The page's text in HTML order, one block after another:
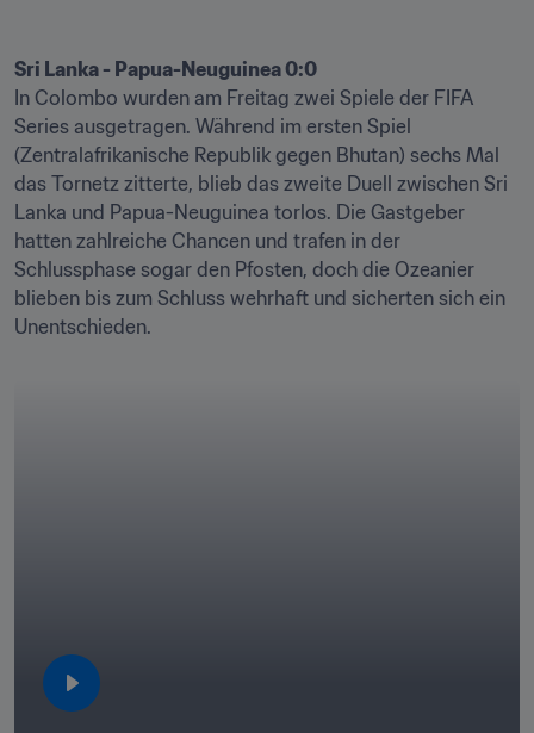
Sri Lanka - Papua-Neuguinea 0:0
In Colombo wurden am Freitag zwei Spiele der FIFA
Series ausgetragen. Während im ersten Spiel
(Zentralafrikanische Republik gegen Bhutan) sechs Mal
das Tornetz zitterte, blieb das zweite Duell zwischen Sri
Lanka und Papua-Neuguinea torlos. Die Gastgeber
hatten zahlreiche Chancen und trafen in der
Schlussphase sogar den Pfosten, doch die Ozeanier
blieben bis zum Schluss wehrhaft und sicherten sich ein
Unentschieden.